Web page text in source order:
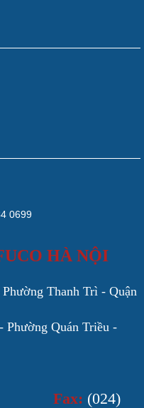
0699
HÀ NỘI
Thanh Trì - Quận
Quán Triều -
Fax: (024)